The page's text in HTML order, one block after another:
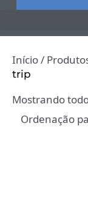
Início/
trip
Mostrando